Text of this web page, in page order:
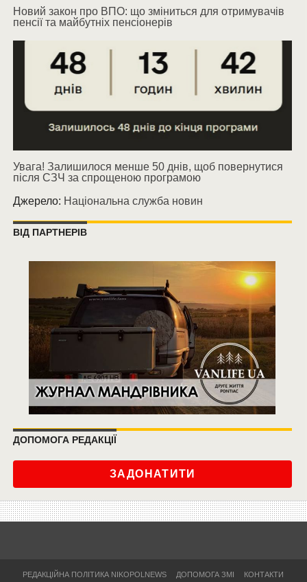
Новий закон про ВПО: що зміниться для отримувачів
пенсії та майбутніх пенсіонерів
Увага! Залишилося менше 50 днів, щоб повернутися
після СЗЧ за спрощеною програмою
Джерело: Національна служба новин
ВІД ПАРТНЕРІВ
ДОПОМОГА РЕДАКЦІЇ
ЗАДОНАТИТИ
РЕДАКЦІЙНА ПОЛІТИКА NIKOPOLNEWS ДОПОМОГА ЗМІ КОНТАКТИ